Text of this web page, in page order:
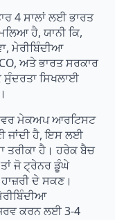
4 ਸਾਲਾਂ ਲਈ ਭਾਰਤ
ਹੈ, ਯਾਨੀ ਕਿ,
ਮੇਰੀਬਿੰਦੀਆ
ਅਤੇ ਭਾਰਤ ਸਰਕਾਰ
ਸੁੰਦਰਤਾ ਸਿਖਲਾਈ
ਮੇਕਅਪ ਆਰਟਿਸਟ
ਜਾਂਦੀ ਹੈ, ਇਸ ਲਈ
ਤਰੀਕਾ ਹੈ। ਹਰੇਕ ਬੈਚ
ਜੋ ਟ੍ਰੇਨਰ ਡੂੰਘੇ
ਦੇ ਸਕਣ।
ਕਰਨ ਲਈ 3-4